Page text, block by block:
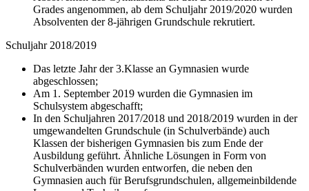
Grades angenommen, ab dem Schuljahr 2019/2020 wurden
Absolventen der 8-jährigen Grundschule rekrutiert.
Schuljahr 2018/2019
Das letzte Jahr der 3.Klasse an Gymnasien wurde
abgeschlossen;
Am 1. September 2019 wurden die Gymnasien im
Schulsystem abgeschafft;
In den Schuljahren 2017/2018 und 2018/2019 wurden in der
umgewandelten Grundschule (in Schulverbände) auch
Klassen der bisherigen Gymnasien bis zum Ende der
Ausbildung geführt. Ähnliche Lösungen in Form von
Schulverbänden wurden entworfen, die neben den
Gymnasien auch für Berufsgrundschulen, allgemeinbildende